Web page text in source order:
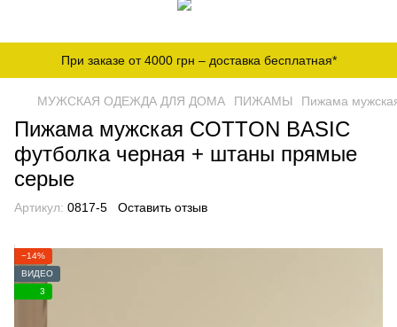
При заказе от 4000 грн – доставка бесплатная*
МУЖСКАЯ ОДЕЖДА ДЛЯ ДОМА ПИЖАМЫ Пижама
Пижама мужская COTTON BASIC
футболка черная + штаны прямые
серые
Артикул: 0817-5 Оставить отзыв
−14%
ВИДЕО
3